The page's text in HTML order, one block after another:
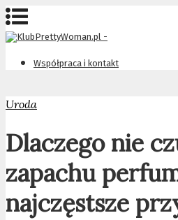
Współpraca i kontakt
Uroda
Dlaczego nie
zapachu
najczęstsze